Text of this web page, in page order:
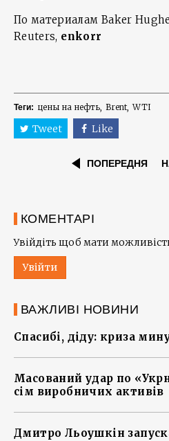
По материалам Baker
Reuters, enkorr
Теги: цены на нефть Brent WTI
Tweet Like
ПОПЕРЕДНЯ
КОМЕНТАРІ
Увійдіть щоб мати
Увійти
ВАЖЛИВІ НОВИНИ
Спасибі, діду: криза
Масований удар по
сім виробничих активів
Дмитро Льоушкін